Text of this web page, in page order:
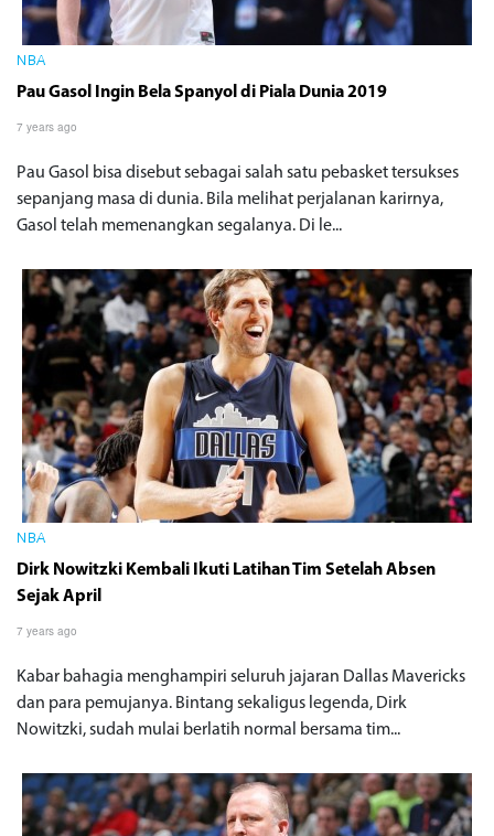
NBA
Pau Gasol Ingin Bela Spanyol di Piala Dunia 2019
7 years ago
Pau Gasol bisa disebut sebagai salah satu pebasket tersukses
sepanjang masa di dunia. Bila melihat perjalanan karirnya,
Gasol telah memenangkan segalanya. Di le...
NBA
Dirk Nowitzki Kembali Ikuti Latihan Tim Setelah Absen
Sejak April
7 years ago
Kabar bahagia menghampiri seluruh jajaran Dallas Mavericks
dan para pemujanya. Bintang sekaligus legenda, Dirk
Nowitzki, sudah mulai berlatih normal bersama tim...